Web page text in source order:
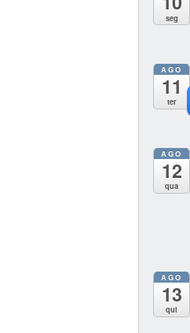
seg
AGO
11
ter
AGO
12
qua
AGO
13
qui